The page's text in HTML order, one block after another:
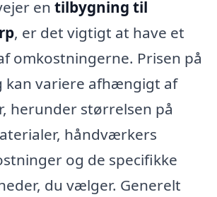
en tilbygning til
, er det vigtigt at have et
omkostningerne. Prisen på
kan variere afhængigt af
herunder størrelsen på
håndværkers
og de specifikke
du vælger. Generelt